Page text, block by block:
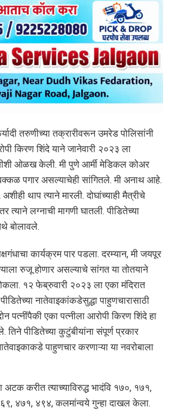
तरुणीच्या तक्रारीवरून उमरेड पोलिसांनी
किरण शिंदे याने जानेवारी २०२३ ला
ओळख केली. मी पुणे आर्मी मेडिकल कोअर
पगार असल्याचेही सांगितले. मी अनाथ आहे.
थाप त्याने मारली. दोघांच्याही मैत्रीचे
त्याने लग्नाची मागणी घातली. पीडितेच्या
बोलावले.
कार्यक्रम पार पडला. दरम्यान, मी जयपूर
रुजू होणार असल्याचे सांगत या तोतयाने
१२ फेब्रुवारी २०२३ ला एका मंदिरात
नातेवाइकांकडेसुद्धा पाहुणचारासाठी
पत्नींपैकी एका पत्नीला आरोपी किरण शिंदे हा
पीडितेच्या कुटुंबीयांना संपूर्ण प्रकार
पाहुणचार करणाऱ्या या नवरोबाला
अटक करीत त्याच्याविरुद्ध भादंवि १७०, १७१,
४७१, ४९४, कलमांन्वये गुन्हा दाखल केला.